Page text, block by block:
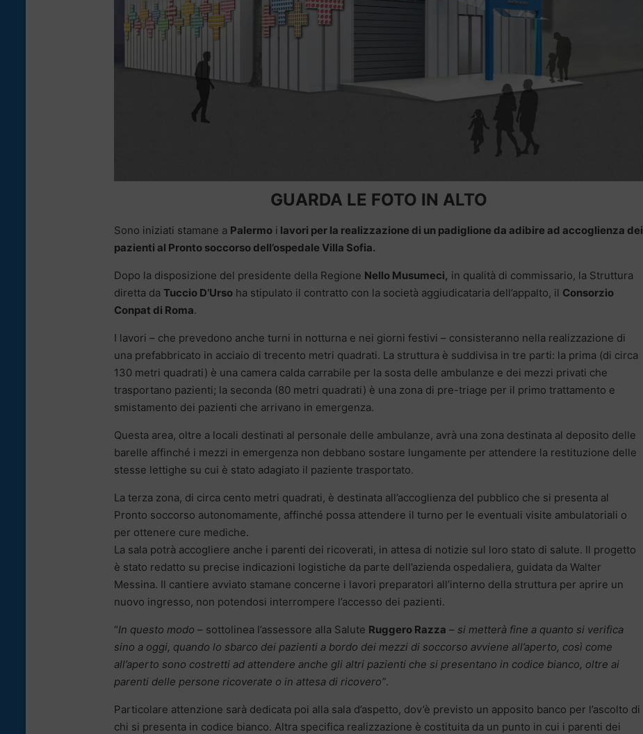
GUARDA LE FOTO IN ALTO
Sono iniziati stamane a Palermo i lavori per la realizzazione di un padiglione da adibire ad accoglienza dei
pazienti al Pronto soccorso dell’ospedale Villa Sofia.
Dopo la disposizione del presidente della Regione Nello Musumeci, in qualità di commissario, la Struttura
diretta da Tuccio D’Urso ha stipulato il contratto con la società aggiudicataria dell’appalto, il Consorzio
Conpat di Roma.
I lavori – che prevedono anche turni in notturna e nei giorni festivi – consisteranno nella realizzazione di
una prefabbricato in acciaio di trecento metri quadrati. La struttura è suddivisa in tre parti: la prima (di circa
130 metri quadrati) è una camera calda carrabile per la sosta delle ambulanze e dei mezzi privati che
trasportano pazienti; la seconda (80 metri quadrati) è una zona di pre-triage per il primo trattamento e
smistamento dei pazienti che arrivano in emergenza.
Questa area, oltre a locali destinati al personale delle ambulanze, avrà una zona destinata al deposito delle
barelle affinché i mezzi in emergenza non debbano sostare lungamente per attendere la restituzione delle
stesse lettighe su cui è stato adagiato il paziente trasportato.
La terza zona, di circa cento metri quadrati, è destinata all’accoglienza del pubblico che si presenta al
Pronto soccorso autonomamente, affinché possa attendere il turno per le eventuali visite ambulatoriali o
per ottenere cure mediche.
La sala potrà accogliere anche i parenti dei ricoverati, in attesa di notizie sul loro stato di salute. Il progetto
è stato redatto su precise indicazioni logistiche da parte dell’azienda ospedaliera, guidata da Walter
Messina. Il cantiere avviato stamane concerne i lavori preparatori all’interno della struttura per aprire un
nuovo ingresso, non potendosi interrompere l’accesso dei pazienti.
“In questo modo – sottolinea l’assessore alla Salute Ruggero Razza – si metterà fine a quanto si verifica
sino a oggi, quando lo sbarco dei pazienti a bordo dei mezzi di soccorso avviene all’aperto, così come
all’aperto sono costretti ad attendere anche gli altri pazienti che si presentano in codice bianco, oltre ai
parenti delle persone ricoverate o in attesa di ricovero”.
Particolare attenzione sarà dedicata poi alla sala d’aspetto, dov’è previsto un apposito banco per l’ascolto di
chi si presenta in codice bianco. Altra specifica realizzazione è costituita da un punto in cui i parenti dei